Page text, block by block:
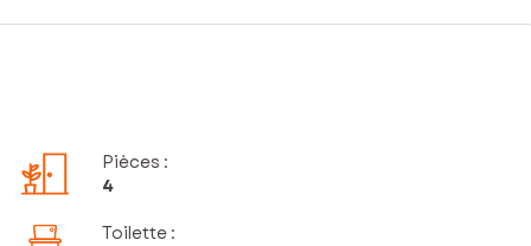
Pièces :
4
Toilette :